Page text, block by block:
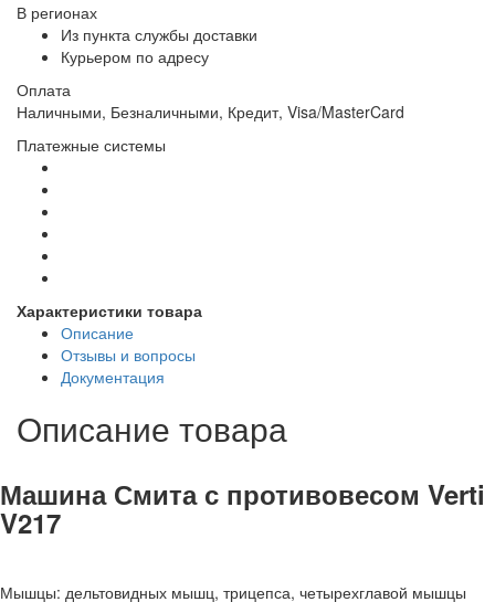
В регионах
Из пункта службы доставки
Курьером по адресу
Оплата
Наличными, Безналичными, Кредит, Visa/MasterCard
Платежные системы
Характеристики товара
Описание
Отзывы и вопросы
Документация
Описание товара
Машина Смита с противовесом Verti
V217
Мышцы: дельтовидных мышц, трицепса, четырехглавой мышцы